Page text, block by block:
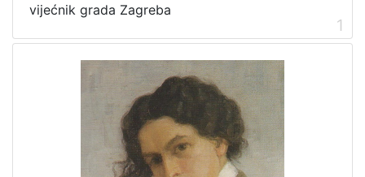
vijećnik grada Zagreba
1